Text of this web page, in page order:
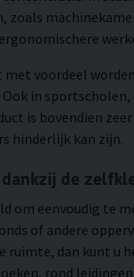
zoals
voordeel
in
is bovendien
hinderlijk kan zijn.
de
om eenvoudig te
of andere
ruimte, dan kunt
rond